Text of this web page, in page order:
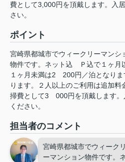
費として3,000円を頂戴します。入
さい。
ポイント
宮崎県都城市でウィークリーマンシ
物件です。ネット込
Ｐ込で１ヶ月
１ヶ月未満は2
200円／泊となり
ります。２人以上のご利用は追加
掃費として3
000円を頂戴します
ください。
担当者のコメント
宮崎県都城市でウィーク
ーマンション物件です。